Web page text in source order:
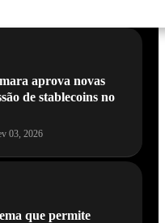
aprova novas
de stablecoins no
03, 2026
que permite